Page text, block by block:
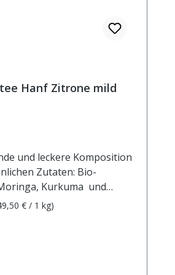
Hanf Zitrone mild
und leckere Komposition
Zutaten: Bio-
Kurkuma und
mit pikant-
€ / 1 kg)